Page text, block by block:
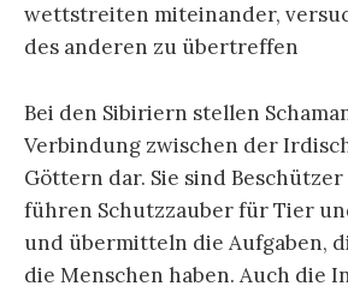
wettstreiten miteinander,
des anderen zu übertreffen
Bei den Sibiriern stellen
Verbindung zwischen der
Göttern dar. Sie sind
führen Schutzzauber für Tier
und übermitteln die Aufgaben,
die Menschen haben. Auch die